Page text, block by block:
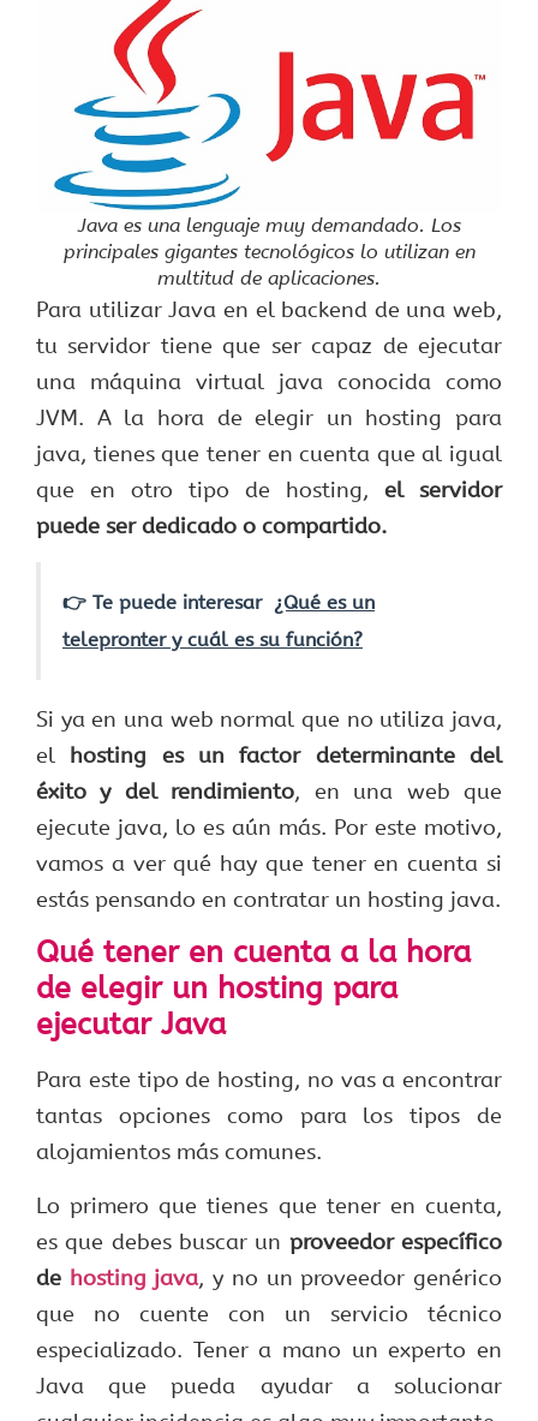
Java es una lenguaje muy demandado. Los
principales gigantes tecnológicos lo utilizan en
multitud de aplicaciones.
Para utilizar Java en el backend de una web,
tu servidor tiene que ser capaz de ejecutar
una máquina virtual java conocida como
JVM. A la hora de elegir un hosting para
java, tienes que tener en cuenta que al igual
que en otro tipo de hosting, el servidor
puede ser dedicado o compartido.
👉 Te puede interesar
¿Qué es un
telepronter y cuál es su función?
Si ya en una web normal que no utiliza java,
el hosting es un factor determinante del
éxito y del rendimiento, en una web que
ejecute java, lo es aún más. Por este motivo,
vamos a ver qué hay que tener en cuenta si
estás pensando en contratar un hosting java.
Qué tener en cuenta a la hora
de elegir un hosting para
ejecutar Java
Para este tipo de hosting, no vas a encontrar
tantas opciones como para los tipos de
alojamientos más comunes.
Lo primero que tienes que tener en cuenta,
es que debes buscar un proveedor específico
de hosting java, y no un proveedor genérico
que no cuente con un servicio técnico
especializado. Tener a mano un experto en
Java que pueda ayudar a solucionar